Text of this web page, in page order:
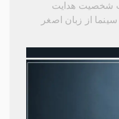
شخصیت هدایت
از زبان اصغر